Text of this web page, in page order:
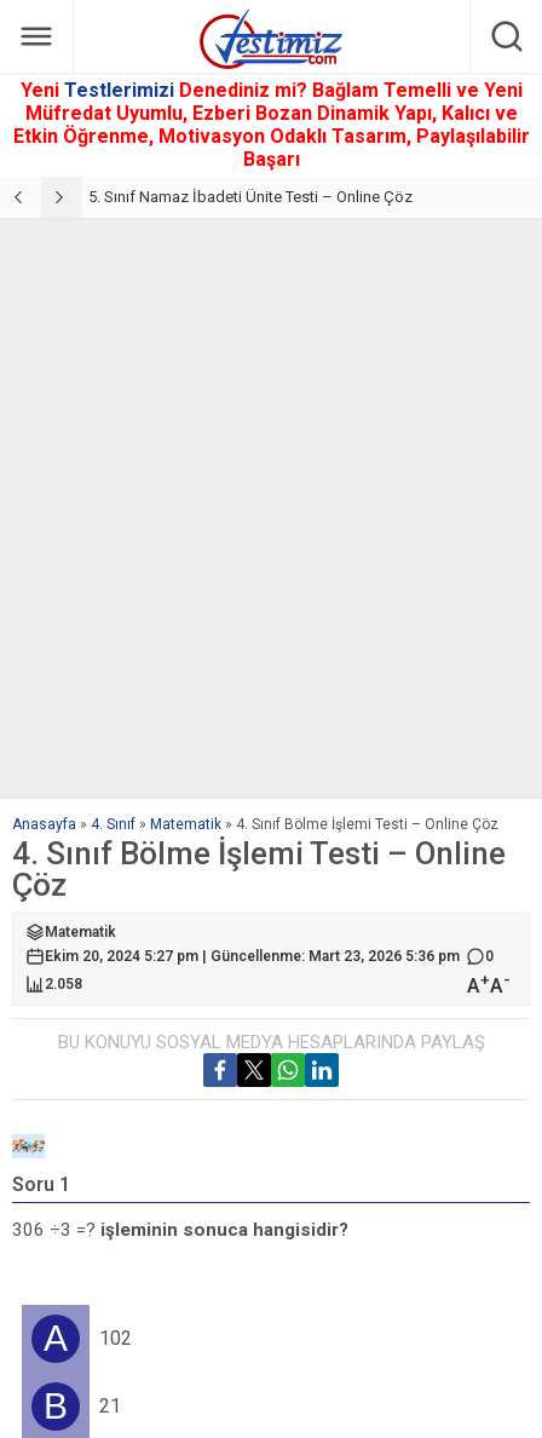
Yeni Testlerimizi Denediniz mi? Bağlam Temelli ve Yeni
Müfredat Uyumlu, Ezberi Bozan Dinamik Yapı, Kalıcı ve
Etkin Öğrenme, Motivasyon Odaklı Tasarım, Paylaşılabilir
Başarı
5. Sınıf Namaz İbadeti Ünite Testi – Online Çöz
Anasayfa » 4. Sınıf » Matematik » 4. Sınıf Bölme İşlemi Testi – Online Çöz
4. Sınıf Bölme İşlemi Testi – Online
Çöz
Matematik
Ekim 20, 2024 5:27 pm | Güncellenme: Mart 23, 2026 5:36 pm
0
2.058
A+A-
BU KONUYU SOSYAL MEDYA HESAPLARINDA PAYLAŞ
Soru 1
306 ÷3 =? işleminin sonuca hangisidir?
A 102
B 21